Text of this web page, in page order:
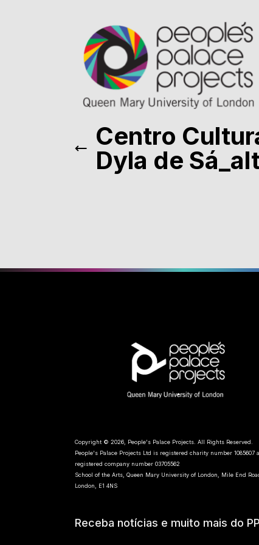
Centro
Dyla de
Copyright © 2026, People's Palace Projects. All Rights Reserved.
People's Palace Projects Ltd is registered charity number 1085607
registered company number 03705562
School of the Arts, Queen Mary University of London, Mile End
London, E1 4NS
Receba notícias e muito mais do